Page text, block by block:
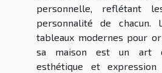
personnelle, reflétant
personnalité de chacun.
tableaux modernes pour
sa maison est un art
esthétique et expression